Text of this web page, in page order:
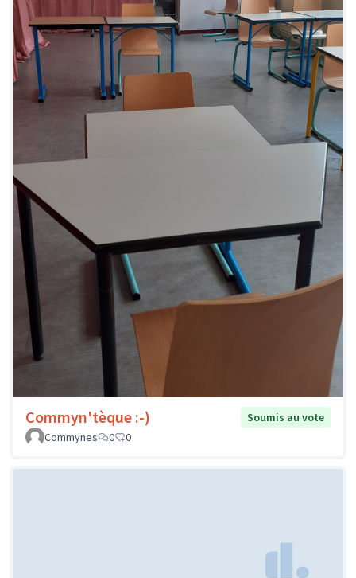
Commyn'tèque :-)
Soumis au vote
Commynes
0 0